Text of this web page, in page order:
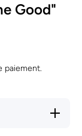
Good"
paiement.